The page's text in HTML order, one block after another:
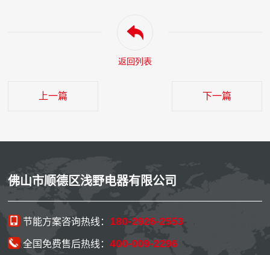
返回列表
上一篇 下一篇
佛山市顺德区浅野电器有限公司
节能方案咨询热线： 180-2926-2553
全国免费售后热线：400-009-2296